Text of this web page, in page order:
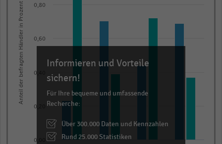
data
series.
The
chart
has
axis
displaying
categories.
Anteil der befragten Händler in Prozent
0,00
0,20
0,40
0,60
0,80
Informieren und Vorteile
sichern!
Für Ihre bequeme und umfassende
Recherche:
Über 300.000 Daten und Kennzahlen
Rund 25.000 Statistiken